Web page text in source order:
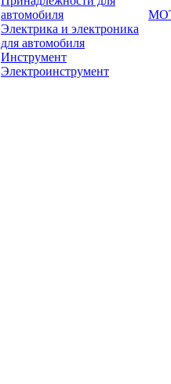
автомобиля
Электрика и электроника
для автомобиля
Инструмент
Электроинструмент